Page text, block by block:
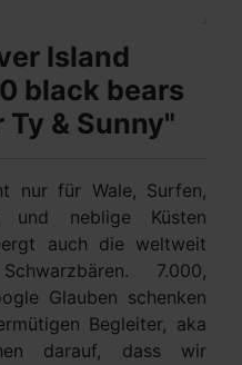
Island
black bears
& Sunny"
nur für Wale, Surfen,
und neblige Küsten
auch die weltweit
7.000,
Glauben schenken
Begleiter, aka
darauf, dass wir